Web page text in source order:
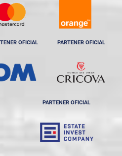
OFICIAL PARTENER OFICIAL
PARTENER OFICIAL